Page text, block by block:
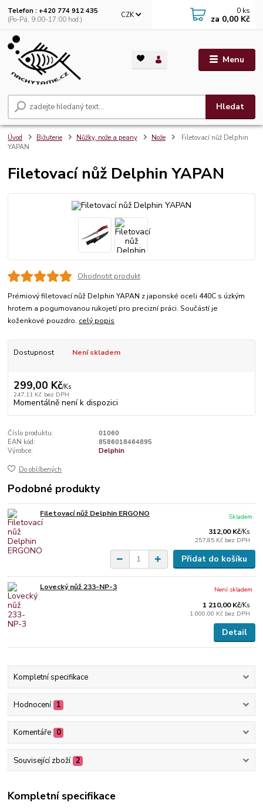
Menu
CZK
Hledat
Telefon : +420 774 912 435
(Po-Pá, 9:00-17:00 hod.)
0 ks
za 0,00 Kč
Úvod Bižuterie Nůžky, nože a peany Nože
Filetovací nůž Delphin
YAPAN
Filetovací nůž Delphin YAPAN
Ohodnotit produkt
Prémiový filetovací nůž Delphin YAPAN z japonské oceli 440C s úzkým
hrotem a pogumovanou rukojetí pro precizní práci. Součástí je
koženkové pouzdro. celý popis
Dostupnost Není skladem
299,00 Kč/Ks
247,11 Kč bez DPH
Momentálně není k dispozici
Číslo produktu:
01060
EAN kód:
8586018464895
Výrobce:
Delphin
Do oblíbených
Podobné produkty
Filetovací nůž Delphin ERGONO
312,00 Kč/Ks
257,85 Kč bez DPH
Skladem
Přidat do košíku
Lovecký nůž 233-NP-3
1 210,00 Kč/Ks
1 000,00 Kč bez DPH
Není skladem
Detail
Kompletní specifikace
Hodnocení 1
Komentáře 0
Související zboží 2
Kompletní specifikace